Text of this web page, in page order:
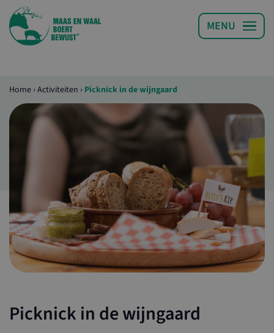
Home › Activiteiten › Picknick in de wijngaard
Picknick in de wijngaard